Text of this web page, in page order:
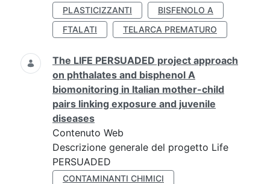
PLASTICIZZANTI
BISFENOLO A
FTALATI
TELARCA PREMATURO
The LIFE PERSUADED project approach
on phthalates and bisphenol A
biomonitoring in Italian mother-child
pairs linking exposure and juvenile
diseases
Contenuto Web
Descrizione generale del progetto Life
PERSUADED
CONTAMINANTI CHIMICI